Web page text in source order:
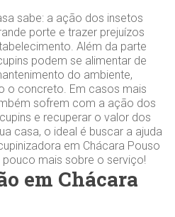
sabe: a ação dos insetos
porte e trazer prejuízos
Além da parte
podem se alimentar de
do ambiente,
o concreto. Em casos mais
sofrem com a ação dos
e recuperar o valor dos
casa, o ideal é buscar a ajuda
em Chácara Pouso
mais sobre o serviço!
em Chácara